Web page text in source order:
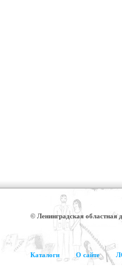
© Ленинградская областная
Каталоги О сайте